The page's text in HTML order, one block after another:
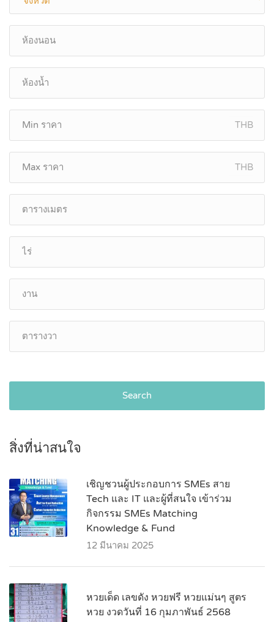
THB
THB
Search
สิ่งที่น่าสนใจ
เชิญชวนผู้ประกอบการ SMEs สาย
Tech และ IT และผู้ที่สนใจ เข้าร่วม
กิจกรรม SMEs Matching
Knowledge & Fund
12 มีนาคม 2025
หวยเด็ด เลขดัง หวยฟรี หวยแม่นๆ สูตร
หวย งวดวันที่ 16 กุมภาพันธ์ 2568